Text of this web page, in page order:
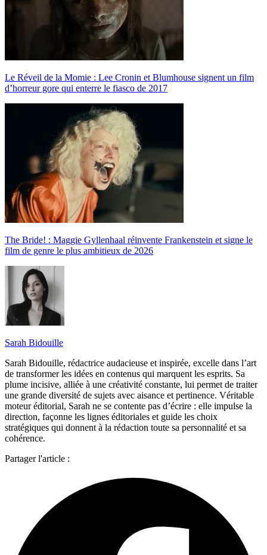
Le Réveil de la Momie : Lee Cronin et Blumhouse signent un film
d’horreur gore qui enterre le fiasco de 2017
The Bride! : Maggie Gyllenhaal réinvente Frankenstein et signe le
film de genre le plus ambitieux de 2026
Sarah Bidouille
Sarah Bidouille, rédactrice audacieuse et inspirée, excelle dans l’art
de transformer les idées en contenus qui marquent les esprits. Sa
plume incisive, alliée à une créativité constante, lui permet de traiter
une grande diversité de sujets avec aisance et pertinence. Véritable
moteur éditorial, Sarah ne se contente pas d’écrire : elle impulse la
direction, façonne les lignes éditoriales et guide les choix
stratégiques qui donnent à la rédaction toute sa personnalité et sa
cohérence.
Partager l'article :